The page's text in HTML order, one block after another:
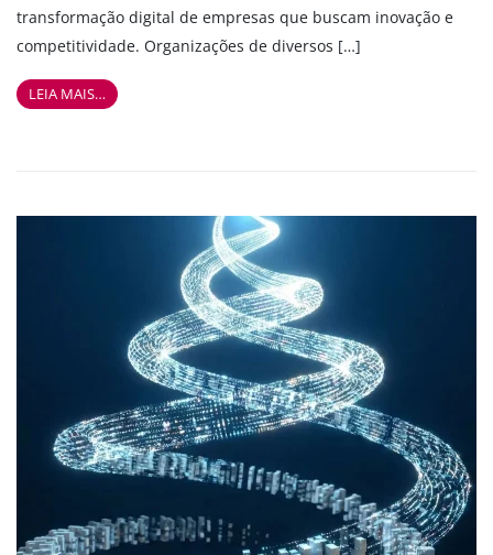
transformação digital de empresas que buscam inovação e
competitividade. Organizações de diversos […]
LEIA MAIS…